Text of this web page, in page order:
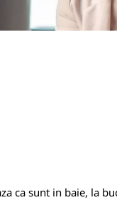
ca sunt in baie, la